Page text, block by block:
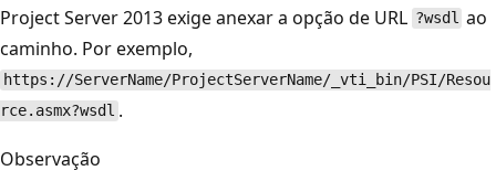
Project Server 2013 exige anexar a opção de URL ?wsdl ao
caminho. Por exemplo,
https://ServerName/ProjectServerName/_vti_bin/PSI/Resou
rce.asmx?wsdl .
Observação